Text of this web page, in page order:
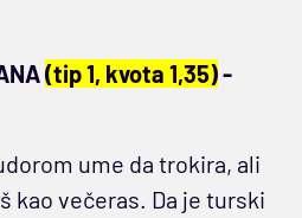
(tip 1, kvota 1,35)-
ume da trokira, ali
kao večeras. Da je turski